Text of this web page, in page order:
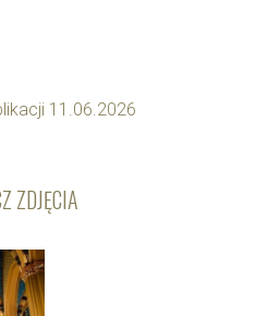
11.06.2026
ZDJĘCIA